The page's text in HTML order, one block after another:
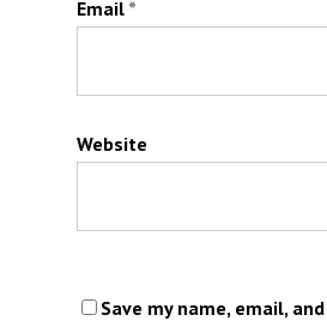
Email *
Website
Save my name, email,